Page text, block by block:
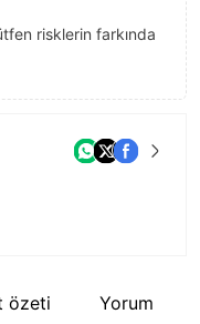
risklerin farkında
özeti Yorum